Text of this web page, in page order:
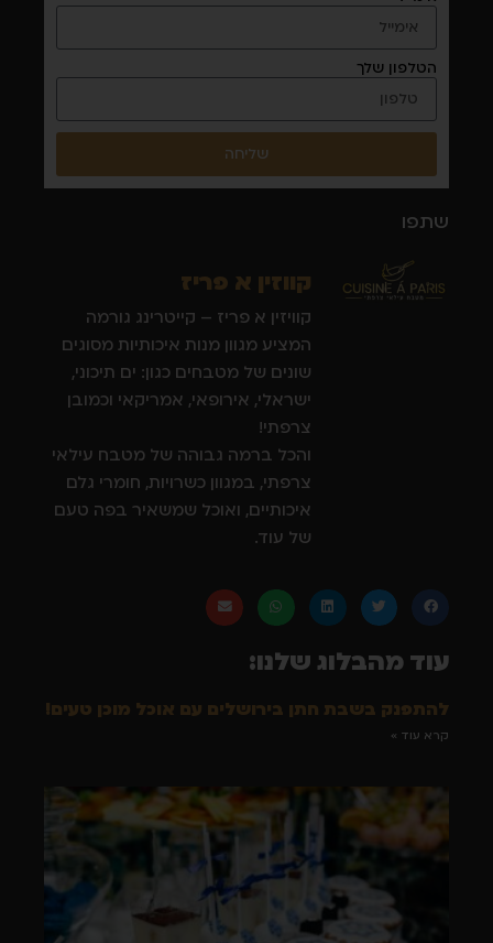
הטלפון שלך
שליחה
שתפו
קווזין א פריז
קוויזין א פריז – קייטרינג גורמה
המציע מגוון מנות איכותיות מסוגים
שונים של מטבחים כגון: ים תיכוני,
ישראלי, אירופאי, אמריקאי וכמובן
צרפתי!
והכל ברמה גבוהה של מטבח עילאי
צרפתי, במגוון כשרויות, חומרי גלם
איכותיים, ואוכל שמשאיר בפה טעם
של עוד.
עוד מהבלוג שלנו:
להתפנק בשבת חתן בירושלים עם אוכל מוכן טעים!
קרא עוד »